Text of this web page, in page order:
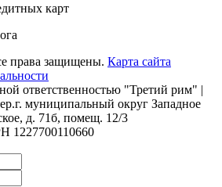
карт
права защищены. Карта сайта
ответственностью "Третий рим" |
муниципальный округ Западное
д. 71б, помещ. 12/3
1227700110660